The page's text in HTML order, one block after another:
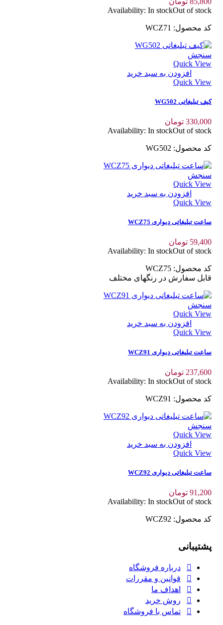
Availability:In stockOut of stock
کد محصول: WCZ71
سنجش
Quick View
افزودن به سبد خرید
Quick View
کیف تبلیغاتی WG502
330,000 تومان
Availability:In stockOut of stock
کد محصول: WG502
سنجش
Quick View
افزودن به سبد خرید
Quick View
ساعت تبلیغاتی دیواری WCZ75
59,400 تومان
Availability:In stockOut of stock
کد محصول: WCZ75
قابل سفارش در رنگهای مختلف
سنجش
Quick View
افزودن به سبد خرید
Quick View
ساعت تبلیغاتی دیواری WCZ91
237,600 تومان
Availability:In stockOut of stock
کد محصول: WCZ91
سنجش
Quick View
افزودن به سبد خرید
Quick View
ساعت تبلیغاتی دیواری WCZ92
91,200 تومان
Availability:In stockOut of stock
کد محصول: WCZ92
پشتیبانی
درباره فروشگاه
قوانین و مقررات
اهداف ما
روش خرید
تماس با فروشگاه